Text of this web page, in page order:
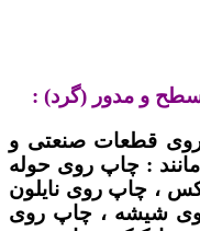
و مدور (گرد) :
روی قطعات صنعتی و
مانند : چاپ روی حوله
، چاپ روی نایلون
شیشه ، چاپ روی